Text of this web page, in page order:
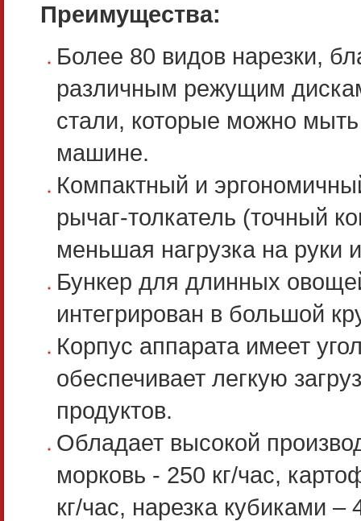
Преимущества:
Более 80 видов нарезки,
различным режущим
стали, которые можно
машине.
Компактный и
рычаг-толкатель (точный
меньшая нагрузка на руки
Бункер для длинных
интегрирован в большой
Корпус аппарата имеет
обеспечивает легкую
продуктов.
Обладает высокой
морковь - 250 кг/час,
кг/час, нарезка кубиками –